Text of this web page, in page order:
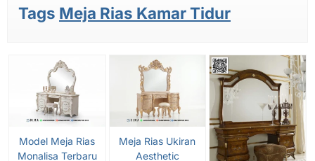
Tags Meja Rias Kamar Tidur
Model Meja Rias
Monalisa Terbaru
Meja Rias Ukiran
Aesthetic